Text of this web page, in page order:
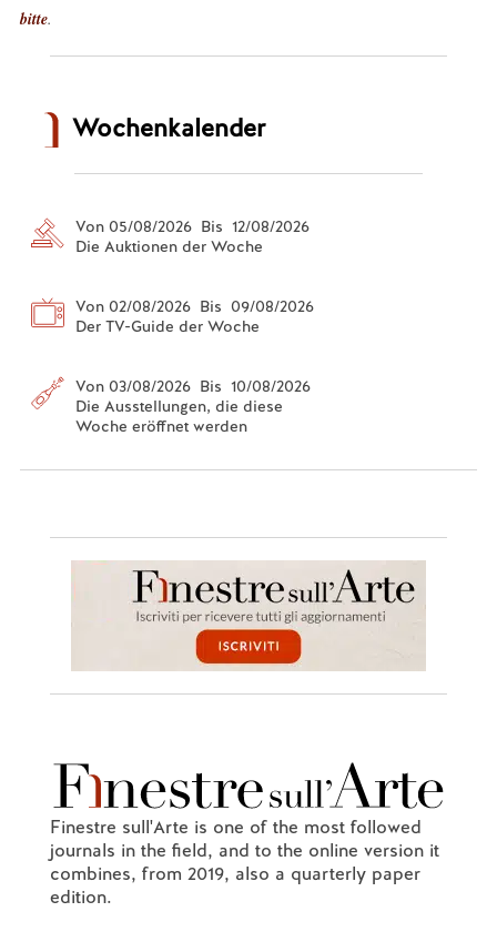
bitte.
Wochenkalender
Von 05/08/2026 Bis 12/08/2026
Die Auktionen der Woche
Von 02/08/2026 Bis 09/08/2026
Der TV-Guide der Woche
Von 03/08/2026 Bis 10/08/2026
Die Ausstellungen, die diese
Woche eröffnet werden
Finestre sull'Arte is one of the most followed
journals in the field, and to the online version it
combines, from 2019, also a quarterly paper
edition.